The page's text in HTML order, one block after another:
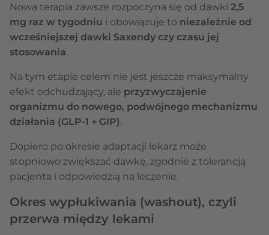
Nowa terapia zawsze rozpoczyna się od dawki 2,5
mg raz w tygodniu i obowiązuje to niezależnie od
wcześniejszej dawki Saxendy czy czasu jej
stosowania.
Na tym etapie celem nie jest jeszcze maksymalny
efekt odchudzający, ale przyzwyczajenie
organizmu do nowego, podwójnego mechanizmu
działania (GLP-1 + GIP).
Dopiero po okresie adaptacji lekarz może
stopniowo zwiększać dawkę, zgodnie z tolerancją
pacjenta i odpowiedzią na leczenie.
Okres wypłukiwania (washout), czyli
przerwa między lekami